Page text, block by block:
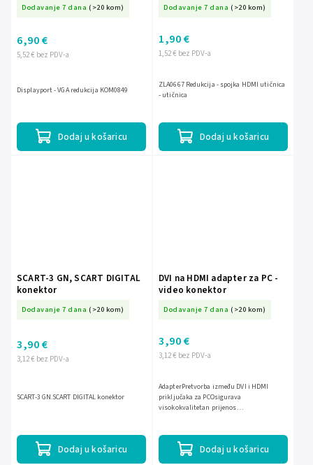
Dodavanje 7 dana (>20 kom)
5,52 € bez PDV-a
6,90 €
Dodaj u košaricu
Displayport - VGA redukcija KOM0849
Dodavanje 7 dana (>20 kom)
1,52 € bez PDV-a
1,90 €
Dodaj u košaricu
ZLA0667 Redukcija - spojka HDMI utičnica
- utičnica
SCART-3 GN, SCART DIGITAL
konektor
Dodavanje 7 dana (>20 kom)
3,12 € bez PDV-a
3,90 €
Dodaj u košaricu
SCART-3 GN.SCART DIGITAL konektor
DVI na HDMI adapter za PC -
video konektor
Dodavanje 7 dana (>20 kom)
3,12 € bez PDV-a
3,90 €
Dodaj u košaricu
AdapterPretvorba između DVI i HDMI
priključaka za PCOsigurava
visokokvalitetan prijenos
dizajn za...